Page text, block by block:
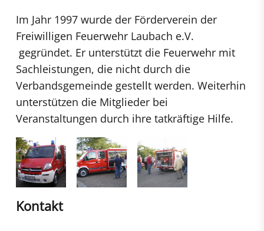
Im Jahr 1997 wurde der Förderverein der
Freiwilligen Feuerwehr Laubach e.V.
gegründet. Er unterstützt die Feuerwehr mit
Sachleistungen, die nicht durch die
Verbandsgemeinde gestellt werden. Weiterhin
unterstützen die Mitglieder bei
Veranstaltungen durch ihre tatkräftige Hilfe.
Kontakt